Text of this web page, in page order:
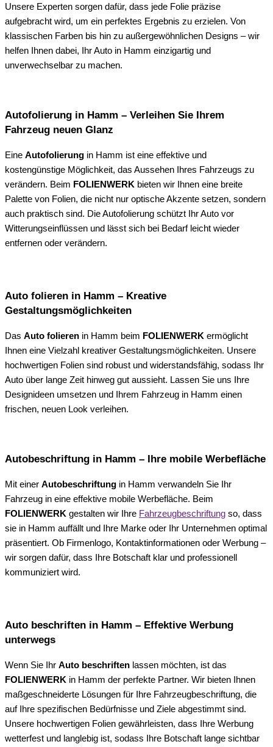
Unsere Experten sorgen dafür, dass jede Folie präzise
aufgebracht wird, um ein perfektes Ergebnis zu erzielen. Von
klassischen Farben bis hin zu außergewöhnlichen Designs – wir
helfen Ihnen dabei, Ihr Auto in Hamm einzigartig und
unverwechselbar zu machen.
Autofolierung in Hamm – Verleihen Sie Ihrem
Fahrzeug neuen Glanz
Eine Autofolierung in Hamm ist eine effektive und
kostengünstige Möglichkeit, das Aussehen Ihres Fahrzeugs zu
verändern. Beim FOLIENWERK bieten wir Ihnen eine breite
Palette von Folien, die nicht nur optische Akzente setzen, sondern
auch praktisch sind. Die Autofolierung schützt Ihr Auto vor
Witterungseinflüssen und lässt sich bei Bedarf leicht wieder
entfernen oder verändern.
Auto folieren in Hamm – Kreative
Gestaltungsmöglichkeiten
Das Auto folieren in Hamm beim FOLIENWERK ermöglicht
Ihnen eine Vielzahl kreativer Gestaltungsmöglichkeiten. Unsere
hochwertigen Folien sind robust und widerstandsfähig, sodass Ihr
Auto über lange Zeit hinweg gut aussieht. Lassen Sie uns Ihre
Designideen umsetzen und Ihrem Fahrzeug in Hamm einen
frischen, neuen Look verleihen.
Autobeschriftung in Hamm – Ihre mobile Werbefläche
Mit einer Autobeschriftung in Hamm verwandeln Sie Ihr
Fahrzeug in eine effektive mobile Werbefläche. Beim
FOLIENWERK gestalten wir Ihre Fahrzeugbeschriftung so, dass
sie in Hamm auffällt und Ihre Marke oder Ihr Unternehmen optimal
präsentiert. Ob Firmenlogo, Kontaktinformationen oder Werbung –
wir sorgen dafür, dass Ihre Botschaft klar und professionell
kommuniziert wird.
Auto beschriften in Hamm – Effektive Werbung
unterwegs
Wenn Sie Ihr Auto beschriften lassen möchten, ist das
FOLIENWERK in Hamm der perfekte Partner. Wir bieten Ihnen
maßgeschneiderte Lösungen für Ihre Fahrzeugbeschriftung, die
auf Ihre spezifischen Bedürfnisse und Ziele abgestimmt sind.
Unsere hochwertigen Folien gewährleisten, dass Ihre Werbung
wetterfest und langlebig ist, sodass Ihre Botschaft lange sichtbar